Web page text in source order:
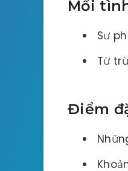
Mối
Sư
Từ
Điểm